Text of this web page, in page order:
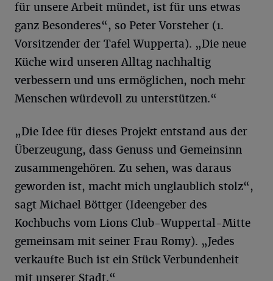
für unsere Arbeit mündet, ist für uns etwas
ganz Besonderes“, so Peter Vorsteher (1.
Vorsitzender der Tafel Wupperta). „Die neue
Küche wird unseren Alltag nachhaltig
verbessern und uns ermöglichen, noch mehr
Menschen würdevoll zu unterstützen.“
„Die Idee für dieses Projekt entstand aus der
Überzeugung, dass Genuss und Gemeinsinn
zusammengehören. Zu sehen, was daraus
geworden ist, macht mich unglaublich stolz“,
sagt Michael Böttger (Ideengeber des
Kochbuchs vom Lions Club-Wuppertal-Mitte
gemeinsam mit seiner Frau Romy). „Jedes
verkaufte Buch ist ein Stück Verbundenheit
mit unserer Stadt.“